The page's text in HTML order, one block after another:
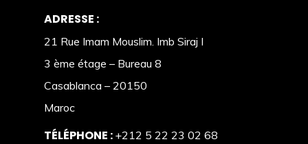
ADRESSE :
21 Rue Imam Mouslim. Imb Siraj I
3 ème étage – Bureau 8
Casablanca – 20150
Maroc
TÉLÉPHONE : +212 5 22 23 02 68